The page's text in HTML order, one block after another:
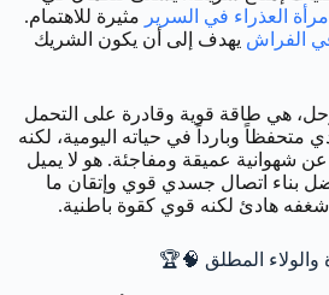
العذراء في السرير مثيرة للاهتمام.
الفراش يهدف إلى أن يكون الشريك
هي طاقة قوية وقادرة على التحمل
متحفظاً وبارداً في حياته اليومية، لكنه
شهوانية عميقة ومفاجئة. هو لا يميل
بناء اتصال جسدي قوي وإتقان ما
شغفه هادئ لكنه قوي كقوة باطنية.
والولاء المطلق 🧠🏆